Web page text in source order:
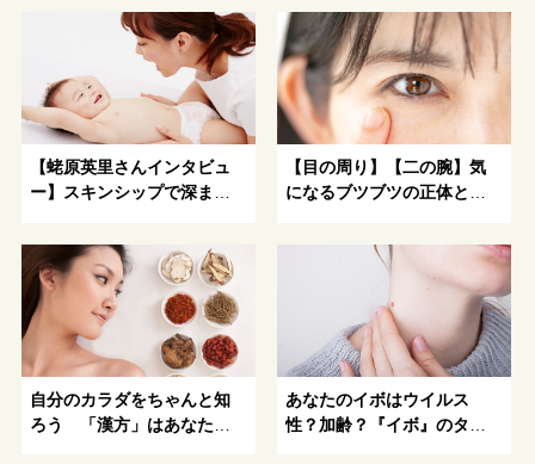
の・生活習慣アドバイス
【蛯原英里さんインタビュ
ー】スキンシップで深まる
【目の周り】【二の腕】気
になるブツブツの正体と治
自分のカラダをちゃんと知
ろう 「漢方」はあなたの
あなたのイボはウイルス
性？加齢？『イボ』のタイ